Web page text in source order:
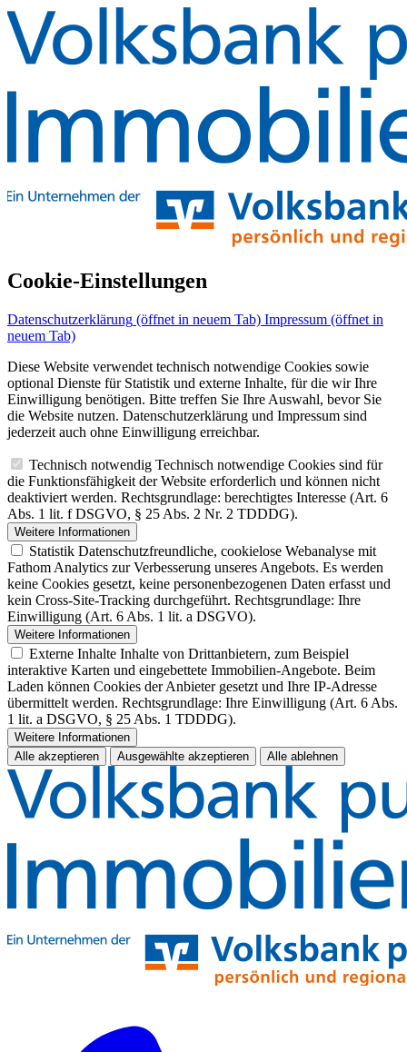
Cookie-Einstellungen
Datenschutzerklärung (öffnet in neuem Tab) Impressum (öffnet in
neuem Tab)
Diese Website verwendet technisch notwendige Cookies sowie
optional Dienste für Statistik und externe Inhalte, für die wir Ihre
Einwilligung benötigen. Bitte treffen Sie Ihre Auswahl, bevor Sie
die Website nutzen. Datenschutzerklärung und Impressum sind
jederzeit auch ohne Einwilligung erreichbar.
Technisch notwendig Technisch notwendige Cookies sind für
die Funktionsfähigkeit der Website erforderlich und können nicht
deaktiviert werden. Rechtsgrundlage: berechtigtes Interesse (Art. 6
Abs. 1 lit. f DSGVO, § 25 Abs. 2 Nr. 2 TDDDG).
Weitere Informationen
Statistik Datenschutzfreundliche, cookielose Webanalyse mit
Fathom Analytics zur Verbesserung unseres Angebots. Es werden
keine Cookies gesetzt, keine personenbezogenen Daten erfasst und
kein Cross-Site-Tracking durchgeführt. Rechtsgrundlage: Ihre
Einwilligung (Art. 6 Abs. 1 lit. a DSGVO).
Weitere Informationen
Externe Inhalte Inhalte von Drittanbietern, zum Beispiel
interaktive Karten und eingebettete Immobilien-Angebote. Beim
Laden können Cookies der Anbieter gesetzt und Ihre IP-Adresse
übermittelt werden. Rechtsgrundlage: Ihre Einwilligung (Art. 6 Abs.
1 lit. a DSGVO, § 25 Abs. 1 TDDDG).
Weitere Informationen
Alle akzeptieren
Ausgewählte akzeptieren Alle ablehnen